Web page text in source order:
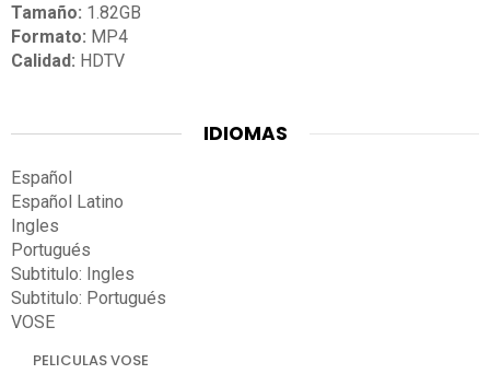
Tamaño: 1.82GB
Formato: MP4
Calidad: HDTV
IDIOMAS
Español
Español Latino
Ingles
Portugués
Subtitulo: Ingles
Subtitulo: Portugués
VOSE
PELICULAS VOSE